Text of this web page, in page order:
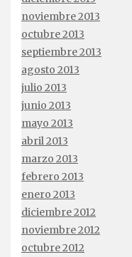
noviembre 2013
octubre 2013
septiembre 2013
agosto 2013
julio 2013
junio 2013
mayo 2013
abril 2013
marzo 2013
febrero 2013
enero 2013
diciembre 2012
noviembre 2012
octubre 2012